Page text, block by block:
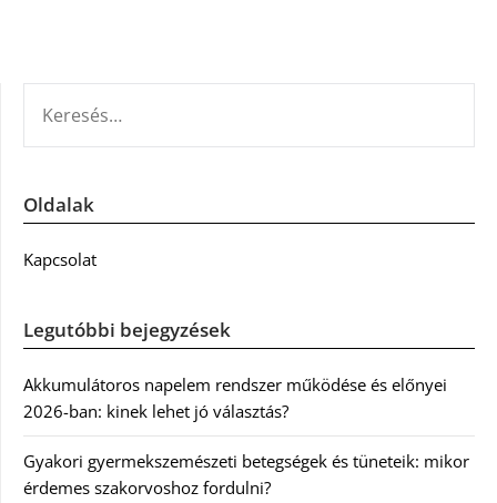
Oldalak
Kapcsolat
Legutóbbi bejegyzések
Akkumulátoros napelem rendszer működése és előnyei
2026-ban: kinek lehet jó választás?
Gyakori gyermekszemészeti betegségek és tüneteik: mikor
érdemes szakorvoshoz fordulni?